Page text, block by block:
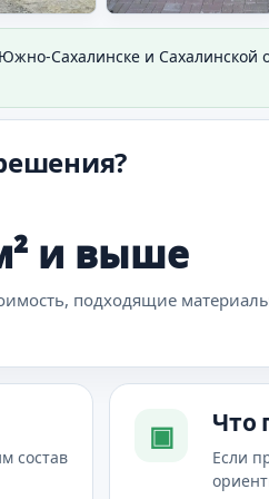
Сахалинске и
и выше
подходящие
состав
▣ Что
Если